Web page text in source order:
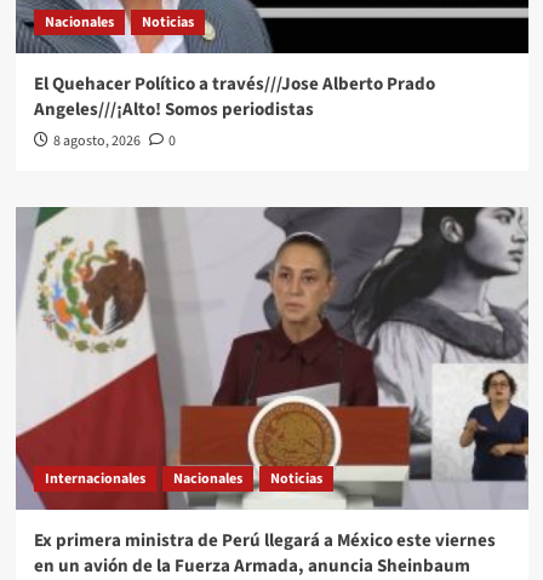
Nacionales Noticias
El Quehacer Político a través///Jose Alberto Prado
Angeles///¡Alto! Somos periodistas
8 agosto, 2026 0
Internacionales Nacionales Noticias
Ex primera ministra de Perú llegará a México este viernes
en un avión de la Fuerza Armada, anuncia Sheinbaum